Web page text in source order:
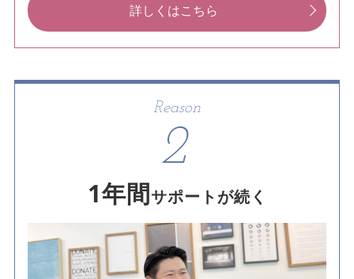
詳しくはこちら
Reason
2
1年間サポートが続く